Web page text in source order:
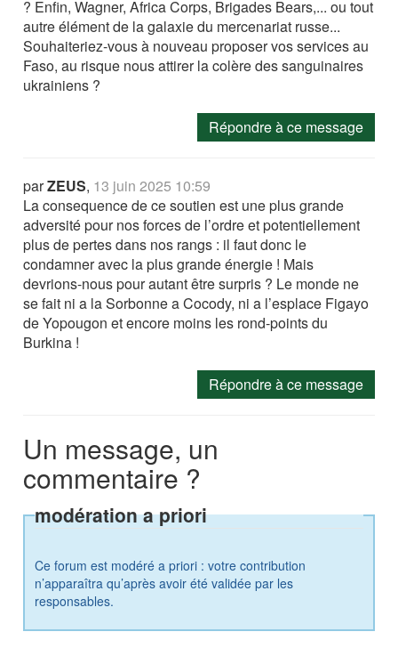
? Enfin, Wagner, Africa Corps, Brigades Bears,... ou tout
autre élément de la galaxie du mercenariat russe...
Souhaiteriez-vous à nouveau proposer vos services au
Faso, au risque nous attirer la colère des sanguinaires
ukrainiens ?
Répondre à ce message
parZEUS, 13 juin 2025 10:59
La consequence de ce soutien est une plus grande
adversité pour nos forces de l’ordre et potentiellement
plus de pertes dans nos rangs : il faut donc le
condamner avec la plus grande énergie ! Mais
devrions-nous pour autant être surpris ? Le monde ne
se fait ni a la Sorbonne a Cocody, ni a l’esplace Figayo
de Yopougon et encore moins les rond-points du
Burkina !
Répondre à ce message
Un message, un
commentaire ?
modération a priori
Ce forum est modéré a priori : votre contribution
n’apparaîtra qu’après avoir été validée par les
responsables.